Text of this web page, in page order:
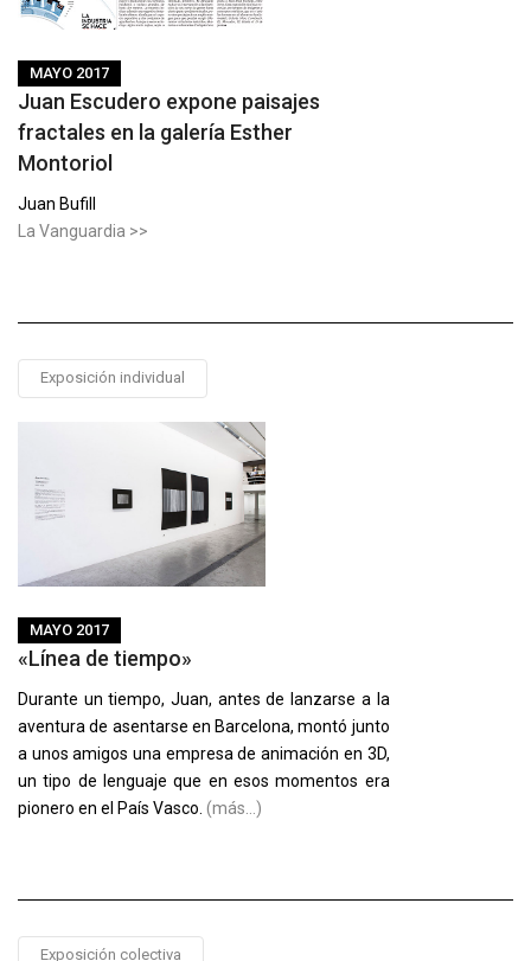
MAYO 2017
Juan Escudero expone paisajes
fractales en la galería Esther
Montoriol
Juan Bufill
La Vanguardia >>
Exposición individual
MAYO 2017
«Línea de tiempo»
Durante un tiempo, Juan, antes de lanzarse a la
aventura de asentarse en Barcelona, montó junto
a unos amigos una empresa de animación en 3D,
un tipo de lenguaje que en esos momentos era
pionero en el País Vasco. (más…)
Exposición colectiva